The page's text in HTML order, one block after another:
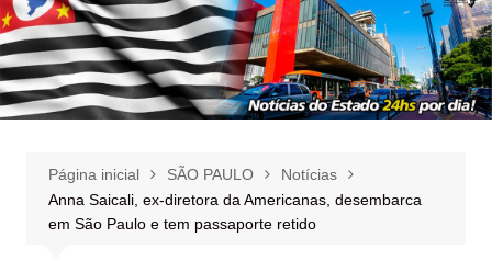
Página inicial SÃO PAULO
Notícias
Anna Saicali, ex-diretora da Americanas, desembarca
em São Paulo e tem passaporte retido